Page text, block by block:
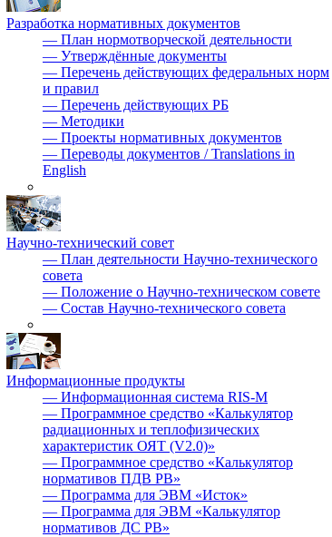
Разработка нормативных документов
— План нормотворческой деятельности
— Утверждённые документы
— Перечень действующих федеральных норм
и правил
— Перечень действующих РБ
— Методики
— Проекты нормативных документов
— Переводы документов / Translations in
English
Научно-технический совет
— План деятельности Научно-технического
совета
— Положение о Научно-техническом совете
— Состав Научно-технического совета
Информационные продукты
— Информационная система RIS-M
— Программное средство «Калькулятор
радиационных и теплофизических
характеристик ОЯТ (V2.0)»
— Программное средство «Калькулятор
нормативов ПДВ РВ»
— Программа для ЭВМ «Исток»
— Программа для ЭВМ «Калькулятор
нормативов ДС РВ»